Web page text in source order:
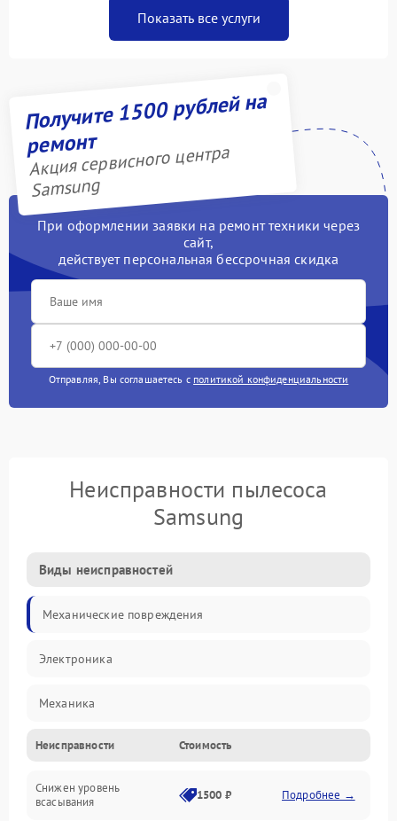
Показать все услуги
Получите 1500 рублей на
ремонт
Акция сервисного центра
Samsung
При оформлении заявки на ремонт техники через
сайт,
действует персональная бессрочная скидка
Отправляя, Вы соглашаетесь с политикой конфиденциальности
Неисправности пылесоса
Samsung
Виды неисправностей
Механические повреждения
Электроника
Механика
Электропитание
Всасывание
Неисправности Стоимость
Снижен уровень
всасывания
1500 ₽ Подробнее →